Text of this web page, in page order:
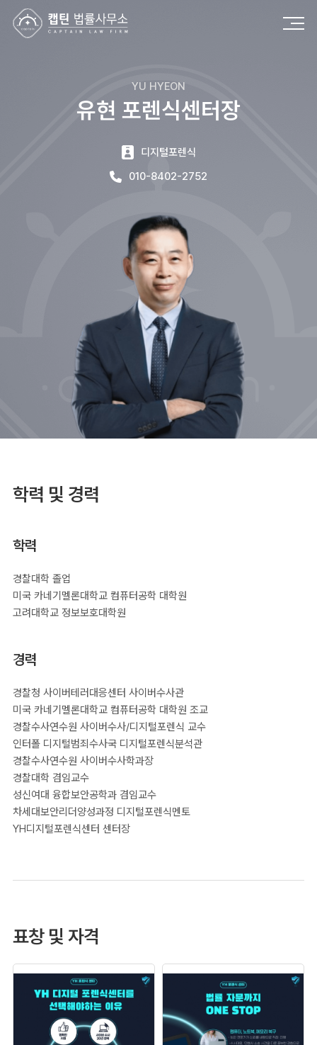
캡틴법률사무소
YU HYEON
유현 포렌식센터장
디지털포렌식
010-8402-2752
학력 및 경력
학력
경찰대학 졸업
미국 카네기멜론대학교 컴퓨터공학 대학원
고려대학교 정보보호대학원
경력
경찰청 사이버테러대응센터 사이버수사관
미국 카네기멜론대학교 컴퓨터공학 대학원 조교
경찰수사연수원 사이버수사/디지털포렌식 교수
인터폴 디지털범죄수사국 디지털포렌식분석관
경찰수사연수원 사이버수사학과장
경찰대학 겸임교수
성신여대 융합보안공학과 겸임교수
차세대보안리더양성과정 디지털포렌식멘토
YH디지털포렌식센터 센터장
표창 및 자격